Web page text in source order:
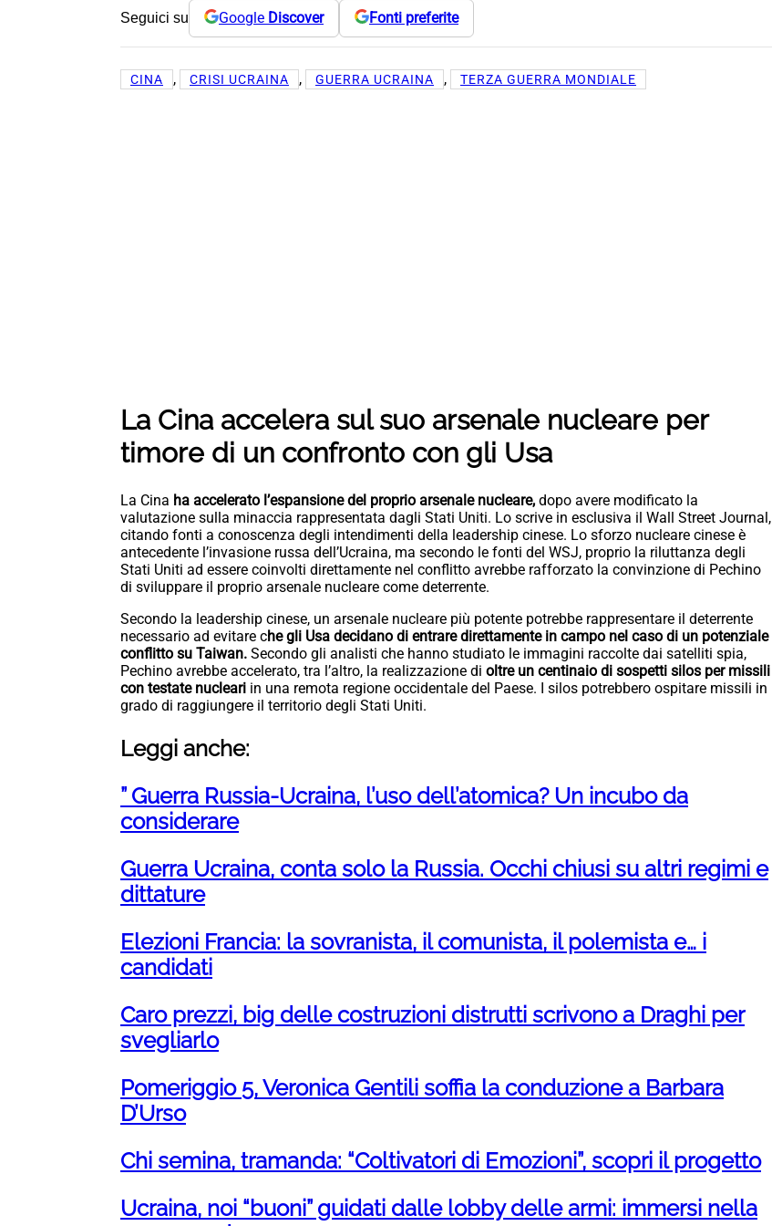
Seguici su Google Discover Fonti preferite
CINA , CRISI UCRAINA , GUERRA UCRAINA , TERZA GUERRA MONDIALE
La Cina accelera sul suo arsenale nucleare per
timore di un confronto con gli Usa
La Cina ha accelerato l’espansione del proprio arsenale nucleare, dopo avere modificato la
valutazione sulla minaccia rappresentata dagli Stati Uniti. Lo scrive in esclusiva il Wall Street Journal,
citando fonti a conoscenza degli intendimenti della leadership cinese. Lo sforzo nucleare cinese è
antecedente l’invasione russa dell’Ucraina, ma secondo le fonti del WSJ, proprio la riluttanza degli
Stati Uniti ad essere coinvolti direttamente nel conflitto avrebbe rafforzato la convinzione di Pechino
di sviluppare il proprio arsenale nucleare come deterrente.
Secondo la leadership cinese, un arsenale nucleare più potente potrebbe rappresentare il deterrente
necessario ad evitare che gli Usa decidano di entrare direttamente in campo nel caso di un potenziale
conflitto su Taiwan. Secondo gli analisti che hanno studiato le immagini raccolte dai satelliti spia,
Pechino avrebbe accelerato, tra l’altro, la realizzazione di oltre un centinaio di sospetti silos per missili
con testate nucleari in una remota regione occidentale del Paese. I silos potrebbero ospitare missili in
grado di raggiungere il territorio degli Stati Uniti.
Leggi anche:
” Guerra Russia-Ucraina, l’uso dell’atomica? Un incubo da
considerare
Guerra Ucraina, conta solo la Russia. Occhi chiusi su altri regimi e
dittature
Elezioni Francia: la sovranista, il comunista, il polemista e… i
candidati
Caro prezzi, big delle costruzioni distrutti scrivono a Draghi per
svegliarlo
Pomeriggio 5, Veronica Gentili soffia la conduzione a Barbara
D’Urso
Chi semina, tramanda: “Coltivatori di Emozioni”, scopri il progetto
Ucraina, noi “buoni” guidati dalle lobby delle armi: immersi nella